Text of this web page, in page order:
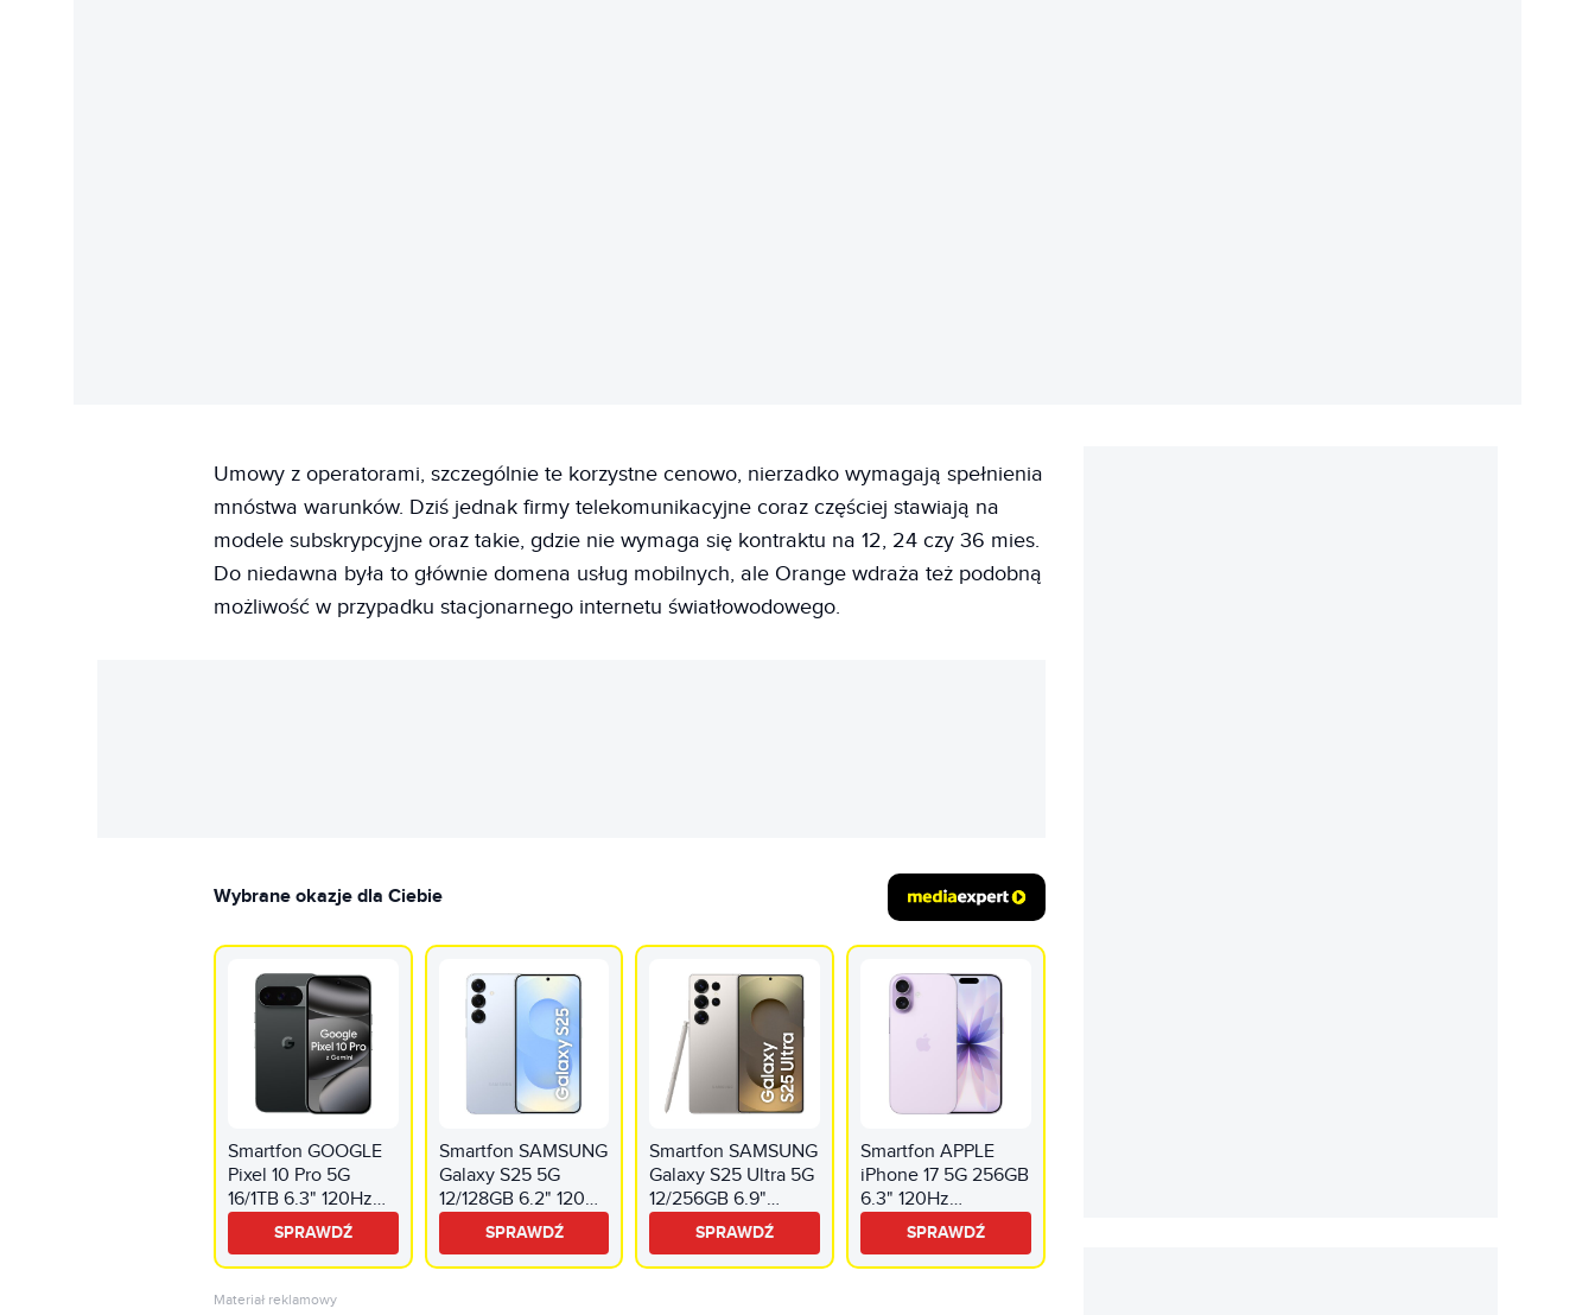
Umowy z operatorami, szczególnie te korzystne cenowo, nierzadko wymagają spełnienia
mnóstwa warunków. Dziś jednak firmy telekomunikacyjne coraz częściej stawiają na
modele subskrypcyjne oraz takie, gdzie nie wymaga się kontraktu na 12, 24 czy 36 mies.
Do niedawna była to głównie domena usług mobilnych, ale Orange wdraża też podobną
możliwość w przypadku stacjonarnego internetu światłowodowego.
Wybrane okazje dla Ciebie
Smartfon GOOGLE
Pixel 10 Pro 5G
16/1TB 6.3" 120Hz
ObsydianSPRAWDŹ
Smartfon SAMSUNG
Galaxy S25 5G
12/128GB 6.2" 120Hz
Jasnoniebieski SM-
S931
SPRAWDŹ
Smartfon SAMSUNG
Galaxy S25 Ultra 5G
12/256GB 6.9"
120Hz Szary SM-
S938
SPRAWDŹ
Smartfon APPLE
iPhone 17 5G 256GB
6.3" 120Hz
Lawendowy
SPRAWDŹ
Materiał reklamowy